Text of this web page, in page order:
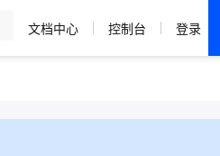
文档中心 控制台 登录